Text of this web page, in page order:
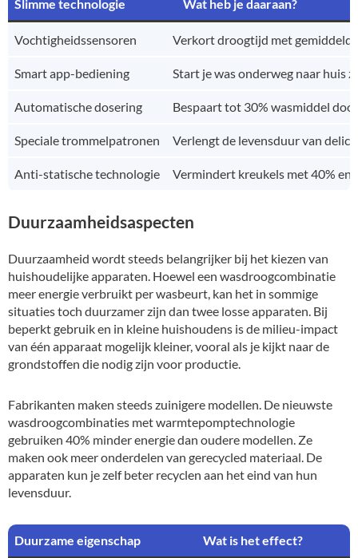
Slimme technologie Wat heb je daaraan?
Vochtigheidssensoren Verkort droogtijd met gemiddeld
Smart app-bediening Start je was onderweg naar huis
Automatische dosering Bespaart tot 30% wasmiddel
Speciale trommelpatronen Verlengt de levensduur van
Anti-statische technologie Vermindert kreukels met 40%
Duurzaamheidsaspecten
Duurzaamheid wordt steeds belangrijker bij het kiezen van
huishoudelijke apparaten. Hoewel een wasdroogcombinatie
meer energie verbruikt per wasbeurt, kan het in sommige
situaties toch duurzamer zijn dan twee losse apparaten. Bij
beperkt gebruik en in kleine huishoudens is de milieu-impact
van één apparaat mogelijk kleiner, vooral als je kijkt naar de
grondstoffen die nodig zijn voor productie.
Fabrikanten maken steeds zuinigere modellen. De nieuwste
wasdroogcombinaties met warmtepomptechnologie
gebruiken 40% minder energie dan oudere modellen. Ze
maken ook meer onderdelen van gerecycled materiaal. De
apparaten kun je zelf beter recyclen aan het eind van hun
levensduur.
Duurzame eigenschap Wat is het effect?